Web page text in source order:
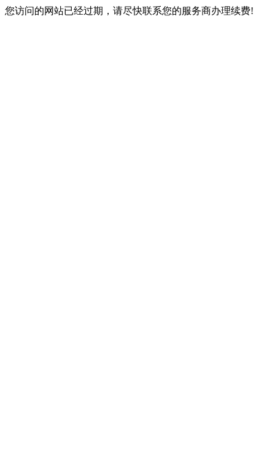
您访问的网站已经过期，请尽快联系您的服务商办理续费!